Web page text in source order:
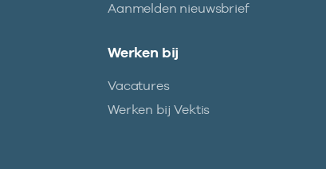
Aanmelden nieuwsbrief
Werken bij
Vacatures
Werken bij Vektis